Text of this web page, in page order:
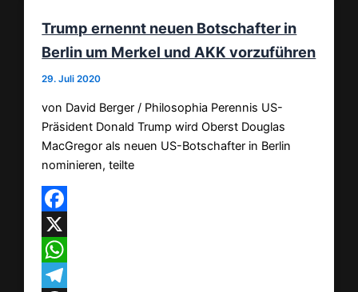
Trump ernennt neuen Botschafter in
Berlin um Merkel und AKK vorzuführen
29. Juli 2020
von David Berger / Philosophia Perennis US-
Präsident Donald Trump wird Oberst Douglas
MacGregor als neuen US-Botschafter in Berlin
nominieren, teilte
Facebook
X
WhatsApp